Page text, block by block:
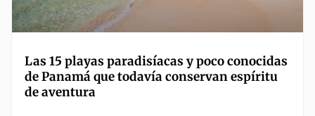
Las 15 playas paradisíacas y poco conocidas
de Panamá que todavía conservan espíritu
de aventura